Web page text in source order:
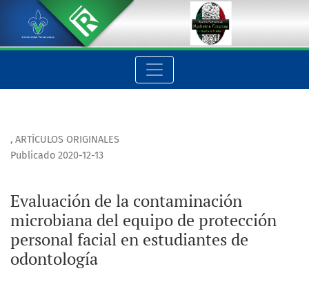
Evaluación de la contaminación microbiana del equipo de
, ARTÍCULOS ORIGINALES
Evaluación de la contaminación
microbiana del equipo de protección
personal facial en estudiantes de
odontología
Publicado 2020-12-13